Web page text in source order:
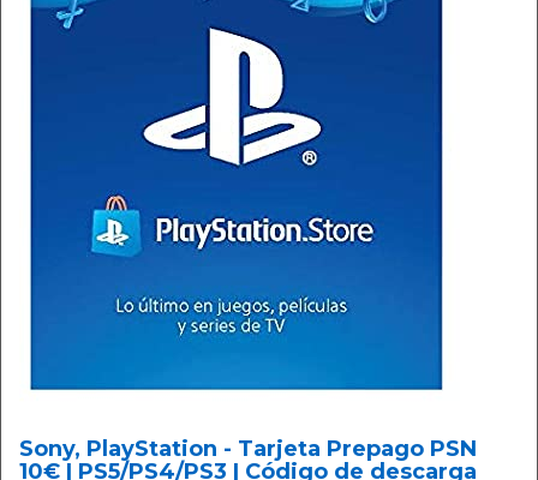
Sony, PlayStation - Tarjeta Prepago PSN
10€ | PS5/PS4/PS3 | Código de descarga